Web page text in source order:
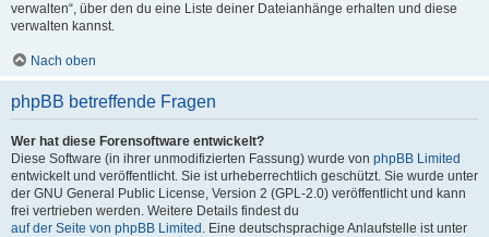
verwalten“, über den du eine Liste deiner Dateianhänge erhalten und diese
verwalten kannst.
Nach oben
phpBB betreffende Fragen
Wer hat diese Forensoftware entwickelt?
Diese Software (in ihrer unmodifizierten Fassung) wurde von phpBB Limited
entwickelt und veröffentlicht. Sie ist urheberrechtlich geschützt. Sie wurde unter
der GNU General Public License, Version 2 (GPL-2.0) veröffentlicht und kann
frei vertrieben werden. Weitere Details findest du
auf der Seite von phpBB Limited . Eine deutschsprachige Anlaufstelle ist unter